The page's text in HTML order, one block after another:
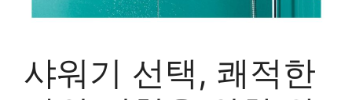
샤워기 선택, 쾌적한